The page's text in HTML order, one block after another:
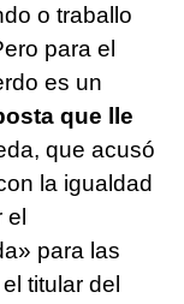
o traballo
para el
es un
que lle
que acusó
la igualdad
» para las
titular del